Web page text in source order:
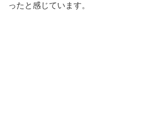
ったと感じています。